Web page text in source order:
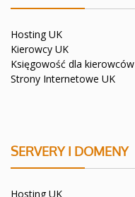
Hosting UK
Kierowcy UK
Księgowość dla kierowców
Strony Internetowe UK
SERVERY I DOMENY
Hosting UK